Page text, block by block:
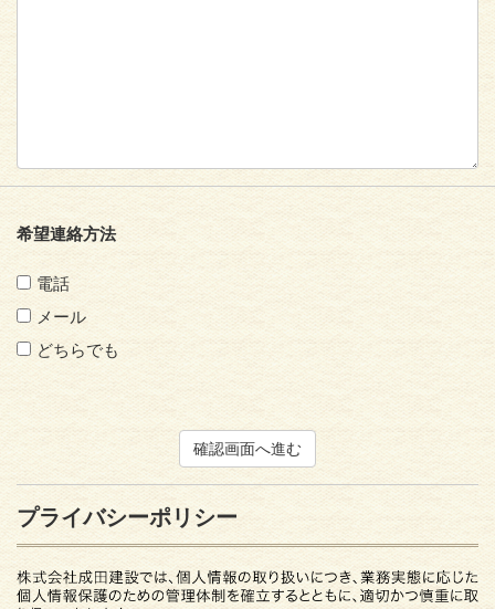
希望連絡方法
電話
メール
どちらでも
プライバシーポリシー